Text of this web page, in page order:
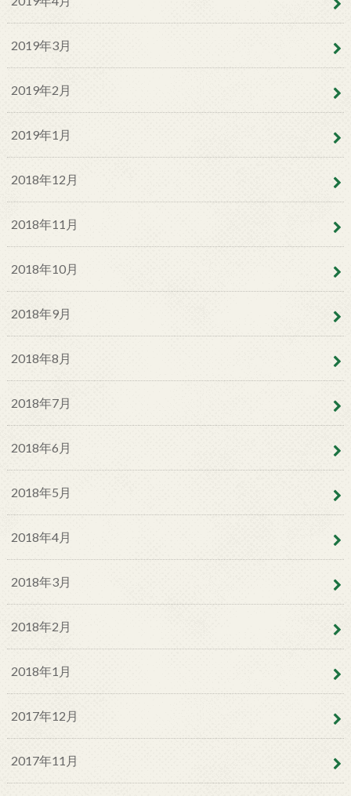
2019年3月
2019年2月
2019年1月
2018年12月
2018年11月
2018年10月
2018年9月
2018年8月
2018年7月
2018年6月
2018年5月
2018年4月
2018年3月
2018年2月
2018年1月
2017年12月
2017年11月